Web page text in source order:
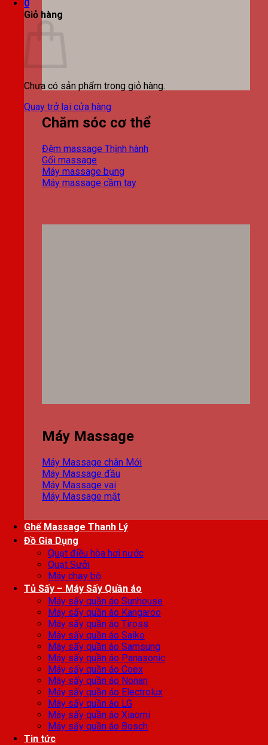
0
Giỏ hàng
Chưa có sản phẩm trong giỏ hàng.
Quay trở lại cửa hàng
Chăm sóc cơ thể
Đệm massage
Gối massage
Máy massage bụng
Máy massage cầm tay
Máy Massage
Máy Massage chân
Máy Massage đầu
Máy Massage vai
Máy Massage mặt
Ghế Massage Thanh Lý
Đồ Gia Dụng
Quạt điều hòa hơi nước
Quạt Sưởi
Máy chạy bộ
Tủ Sấy – Máy Sấy Quần áo
Máy sấy quần áo Sunhouse
Máy sấy quần áo Kangaroo
Máy sấy quần áo Tiross
Máy sấy quần áo Saiko
Máy sấy quần áo Samsung
Máy sấy quần áo Panasonic
Máy sấy quần áo Coex
Máy sấy quần áo Nonan
Máy sấy quần áo Electrolux
Máy sấy quần áo LG
Máy sấy quần áo Xiaomi
Máy sấy quần áo Bosch
Tin tức